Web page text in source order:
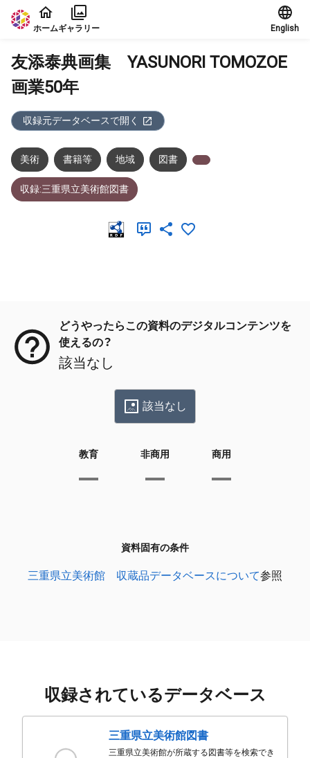
本文に飛ぶ
ホームギャラリー English
友添泰典画集 YASUNORI TOMOZOE
画業50年
収録元データベースで開く
美術 書籍等 地域 図書
収録:三重県立美術館図書
どうやったらこの資料のデジタルコンテンツを
使えるの？
該当なし
該当なし
教育 非商用 商用
資料固有の条件
三重県立美術館 収蔵品データベースについて参照
収録されているデータベース
三重県立美術館図書
三重県立美術館が所蔵する図書等を検索でき